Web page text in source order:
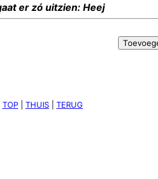
er zó uitzien: Heej
TOP THUIS TERUG